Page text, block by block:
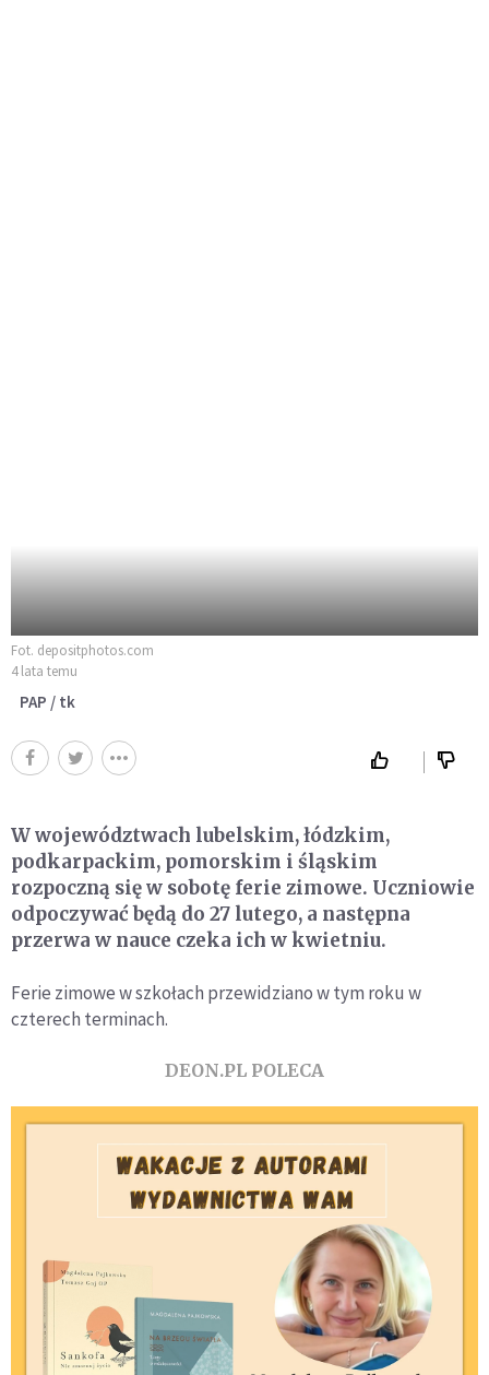
Fot. depositphotos.com
4 lata temu
PAP / tk
W województwach lubelskim, łódzkim,
podkarpackim, pomorskim i śląskim
rozpoczną się w sobotę ferie zimowe. Uczniowie
odpoczywać będą do 27 lutego, a następna
przerwa w nauce czeka ich w kwietniu.
Ferie zimowe w szkołach przewidziano w tym roku w
czterech terminach.
DEON.PL POLECA